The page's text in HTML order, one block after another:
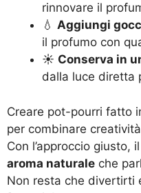
rinnovare il
💧 Aggiungi
il profumo con
☀️ Conserva in
dalla luce diretta
Creare pot-pourri fatto
per combinare
Con l’approccio giusto,
aroma naturale che
Non resta che divertirti